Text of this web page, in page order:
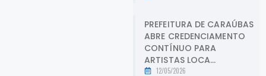
PREFEITURA DE CARAÚBAS
ABRE CREDENCIAMENTO
CONTÍNUO PARA
ARTISTAS LOCA...
12/05/2026